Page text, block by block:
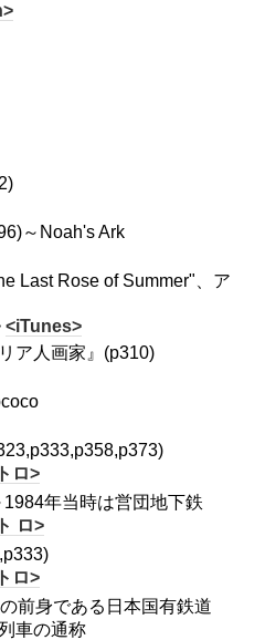
～Noah's Ark
Last Rose of Summer"、ア
<iTunes>
ア人画家』(p310)
ロ>
1984年当時は営団地下鉄
ロ>
ロ>
前身である日本国有鉄道
車の通称